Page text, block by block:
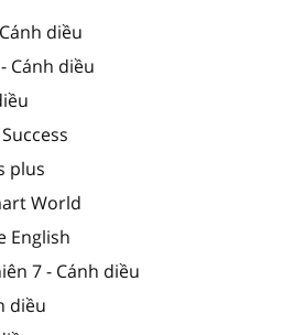
diều
Cánh diều
plus
World
English
7 - Cánh diều
diều